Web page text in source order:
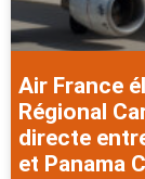
Air France
Régional
directe
et Panama